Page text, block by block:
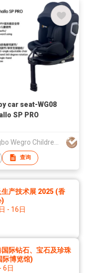
car seat-WG08
SP PRO
查询
产技术展 2025 (香
)
- 16日
际钻石、宝石及珍珠
际博览馆)
6日